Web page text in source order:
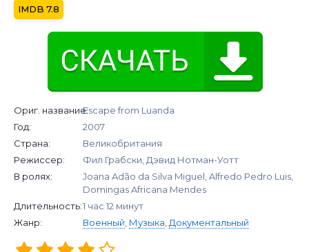
7.8
Ориг. название:Escape from Luanda
Год:
2007
Страна:
Великобритания
Режиссер:
Фил Грабски, Дэвид Нотман-Уотт
В ролях:
Joana Adão da Silva Miguel, Alfredo Pedro Luis,
Domingas Africana Mendes
Длительность:1 час 12 минут
Жанр:
Военный Музыка Документальный